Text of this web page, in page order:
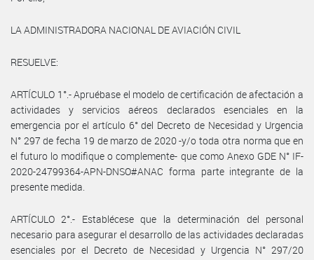
LA ADMINISTRADORA NACIONAL DE AVIACIÓN CIVIL
RESUELVE:
ARTÍCULO 1°.- Apruébase el modelo de certificación de afectación a
actividades y servicios aéreos declarados esenciales en la
emergencia por el artículo 6° del Decreto de Necesidad y Urgencia
N° 297 de fecha 19 de marzo de 2020 -y/o toda otra norma que en
el futuro lo modifique o complemente- que como Anexo GDE N° IF-
2020-24799364-APN-DNSO#ANAC forma parte integrante de la
presente medida.
ARTÍCULO 2°.- Establécese que la determinación del personal
necesario para asegurar el desarrollo de las actividades declaradas
esenciales por el Decreto de Necesidad y Urgencia N° 297/20